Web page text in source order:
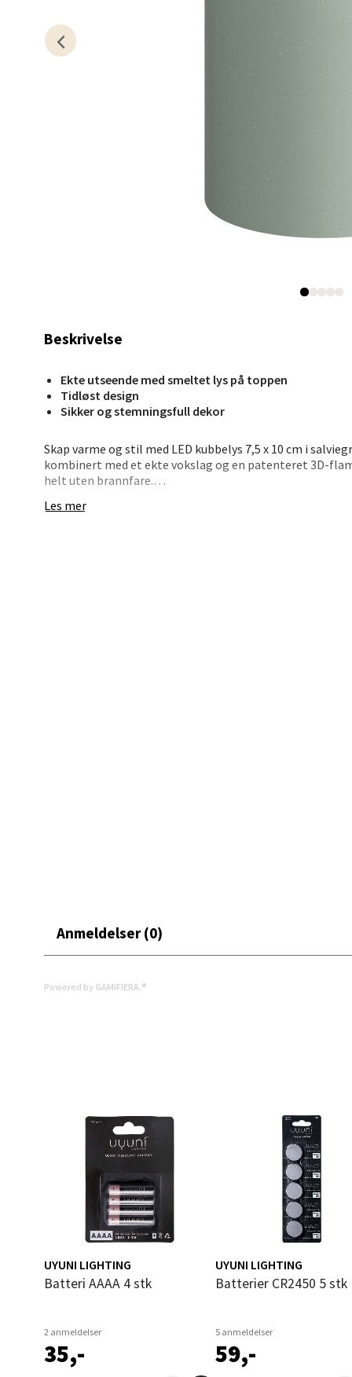
Beskrivelse
Ekte utseende med smeltet lys på toppen
Tidløst design
Sikker og stemningsfull dekor
Skap varme og stil med LED kubbelys 7,5 x 10 cm i
kombinert med et ekte vokslag og en patenteret 3D-
helt uten brannfare.
Designet med et “smeltet” stearinlysutseende for
Les mer
Anmeldelser (0)
Powered by GAMIFIERA.®
UYUNI LIGHTING
Batteri AAAA 4 stk
2 anmeldelser
35,-
UYUNI LIGHTING
Batterier CR2450 5 stk
5 anmeldelser
59,-
Oslo
0 i
Åpent i
Torget